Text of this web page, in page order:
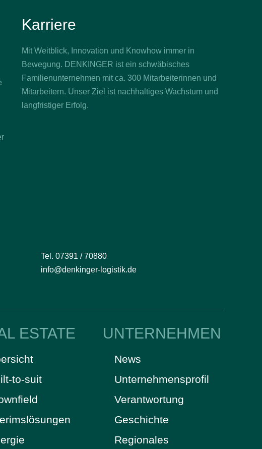
Karriere
Mit Weitblick, Innovation und Knowhow immer in
Bewegung. DENKINGER ist ein schwäbisches
Familienunternehmen mit ca. 300 Mitarbeiterinnen und
Mitarbeitern. Unser Ziel ist nachhaltiges Wachstum und
langfristiger Erfolg.
Tel. 07391 / 70880
info@denkinger-logistik.de
ESTATE
to-suit
UNTERNEHMEN
News
Unternehmensprofil
Verantwortung
Geschichte
Regionales